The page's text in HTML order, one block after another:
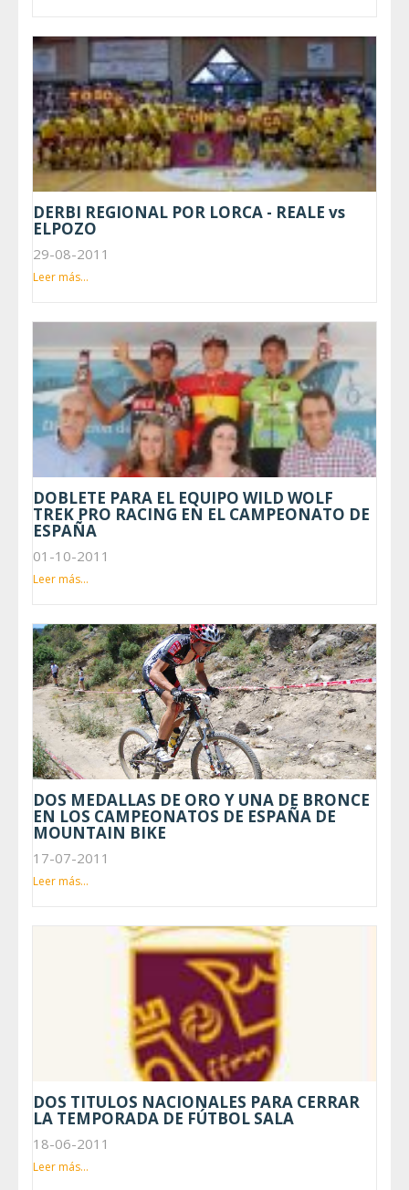
DERBI REGIONAL POR LORCA - REALE vs
ELPOZO
29-08-2011
Leer más...
DOBLETE PARA EL EQUIPO WILD WOLF
TREK PRO RACING EN EL CAMPEONATO DE
ESPAÑA
01-10-2011
Leer más...
DOS MEDALLAS DE ORO Y UNA DE BRONCE
EN LOS CAMPEONATOS DE ESPAÑA DE
MOUNTAIN BIKE
17-07-2011
Leer más...
DOS TITULOS NACIONALES PARA CERRAR
LA TEMPORADA DE FÚTBOL SALA
18-06-2011
Leer más...